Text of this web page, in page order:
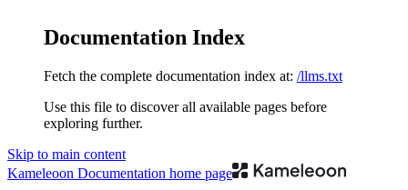
Documentation Index
Fetch the complete documentation index at: /llms.txt
Use this file to discover all available pages before
exploring further.
Skip to main content
Kameleoon Documentation home page